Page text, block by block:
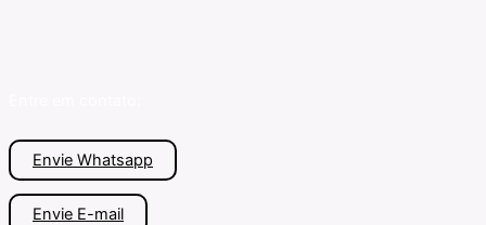
Envie Whatsapp
Envie E-mail